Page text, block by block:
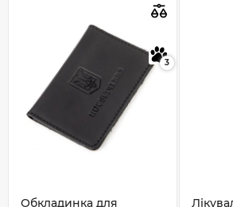
3
Обкладинка для